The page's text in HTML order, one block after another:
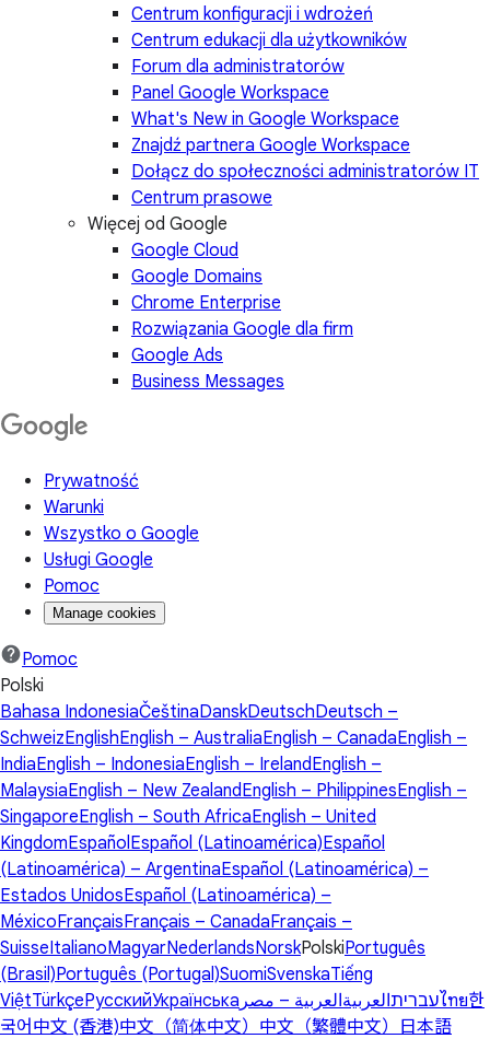
Centrum konfiguracji i wdrożeń
Centrum edukacji dla użytkowników
Forum dla administratorów
Panel Google Workspace
What's New in Google Workspace
Znajdź partnera Google Workspace
Dołącz do społeczności administratorów IT
Centrum prasowe
Więcej od Google
Google Cloud
Google Domains
Chrome Enterprise
Rozwiązania Google dla firm
Google Ads
Business Messages
Prywatność
Warunki
Wszystko o Google
Usługi Google
Pomoc
Manage cookies
Pomoc
Polski
Bahasa IndonesiaČeštinaDanskDeutschDeutsch –
SchweizEnglishEnglish – AustraliaEnglish – CanadaEnglish –
IndiaEnglish – IndonesiaEnglish – IrelandEnglish –
MalaysiaEnglish – New ZealandEnglish – PhilippinesEnglish –
SingaporeEnglish – South AfricaEnglish – United
KingdomEspañol Español (Latinoamérica)Español
(Latinoamérica) – ArgentinaEspañol (Latinoamérica) –
Estados UnidosEspañol (Latinoamérica) –
MéxicoFrançaisFrançais – CanadaFrançais –
SuisseItalianoMagyarNederlandsNorskPolskiPortuguês
(Brasil)Português (Portugal)SuomiSvenskaTiếng
ViệtTürkçeРусскийУкраїнська עבריתالعربيةالعربية – مصر ไทย한
국어 中文 (香港)中文（简体中文） 中文（繁體中文） 日本語